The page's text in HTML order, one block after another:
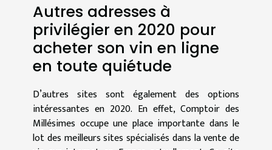
Autres adresses à
privilégier en 2020 pour
acheter son vin en ligne
en toute quiétude
D’autres sites sont également des options
intéressantes en 2020. En effet, Comptoir des
Millésimes occupe une place importante dans le
lot des meilleurs sites spécialisés dans la vente de